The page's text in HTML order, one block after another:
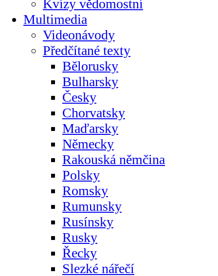
Kvízy vědomostní
Multimedia
Videonávody
Předčítané texty
Bělorusky
Bulharsky
Česky
Chorvatsky
Maďarsky
Německy
Rakouská němčina
Polsky
Romsky
Rumunsky
Rusínsky
Rusky
Řecky
Slezké nářečí